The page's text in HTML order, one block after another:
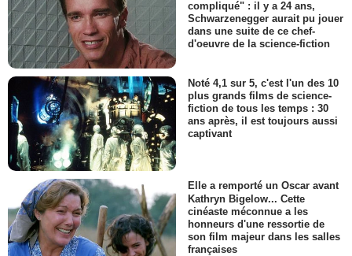
compliqué" : il y a 24 ans,
Schwarzenegger aurait pu jouer
dans une suite de ce chef-
d'oeuvre de la science-fiction
Noté 4,1 sur 5, c'est l'un des 10
plus grands films de science-
fiction de tous les temps : 30
ans après, il est toujours aussi
captivant
Elle a remporté un Oscar avant
Kathryn Bigelow... Cette
cinéaste méconnue a les
honneurs d'une ressortie de
son film majeur dans les salles
françaises